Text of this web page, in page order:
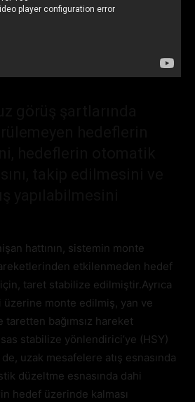
hattının, sistemin monte
etkilenmeden hedef
taret stabilize edilmiştir.Ayrıca
üzerine monte edilmiş, yan ve
bağımsız hareket
stabilize yönlendirici’ye (HSY)
uzak mesafelere atış esnasında
düzeltme esnasında dahi
hedef üzerinde kalması